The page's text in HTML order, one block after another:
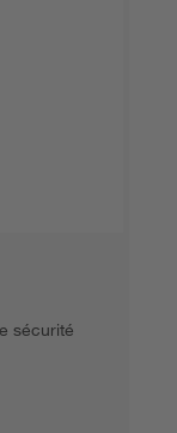
sécurité